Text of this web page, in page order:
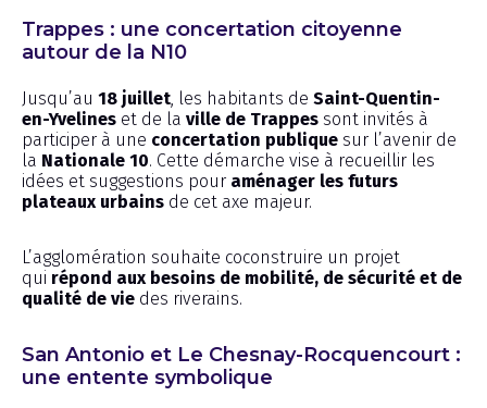
Trappes : une concertation citoyenne
autour de la N10
Jusqu’au 18 juillet , les habitants de Saint-Quentin-
en-Yvelines et de la ville de Trappes sont invités à
participer à une concertation publique sur l’avenir de
la Nationale 10. Cette démarche vise à recueillir les
idées et suggestions pour aménager les futurs
plateaux urbains de cet axe majeur.
L’agglomération souhaite coconstruire un projet
qui répond aux besoins de mobilité, de sécurité et de
qualité de vie des riverains.
San Antonio et Le Chesnay-Rocquencourt :
une entente symbolique